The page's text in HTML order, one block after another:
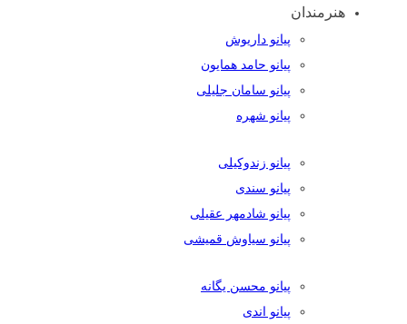
هنرمندان
پیانو داریوش
پیانو حامد همایون
پیانو سامان جلیلی
پیانو شهره
پیانو زندوکیلی
پیانو سندی
پیانو شادمهر عقیلی
پیانو سیاوش قمیشی
پیانو محسن یگانه
پیانو اندی